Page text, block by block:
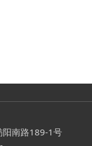
阳南路189-1号